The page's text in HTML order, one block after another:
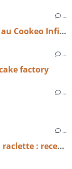
…
Suprêmes soufflés au maroilles et riz au Cookeo Infinity​​​​​​​
…
factory
…
…
Croque-cake au Cake Factory jambon raclette : recette facile et gourmande